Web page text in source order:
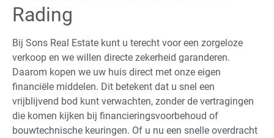
Rading
Bij Sons Real Estate kunt u terecht voor een zorgeloze
verkoop en we willen directe zekerheid garanderen.
Daarom kopen we uw huis direct met onze eigen
financiële middelen. Dit betekent dat u snel een
vrijblijvend bod kunt verwachten, zonder de vertragingen
die komen kijken bij financieringsvoorbehoud of
bouwtechnische keuringen. Of u nu een snelle overdracht